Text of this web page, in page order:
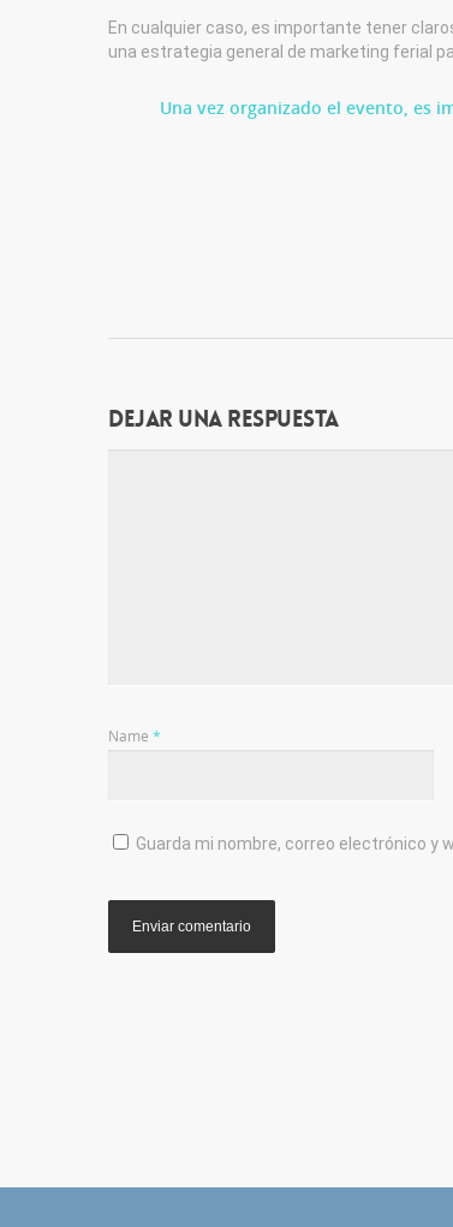
En cualquier caso, es importante tener
una estrategia general de marketing ferial
Una vez organizado el evento, es
Dejar una respuesta
Name *
Guarda mi nombre, correo electrónico y